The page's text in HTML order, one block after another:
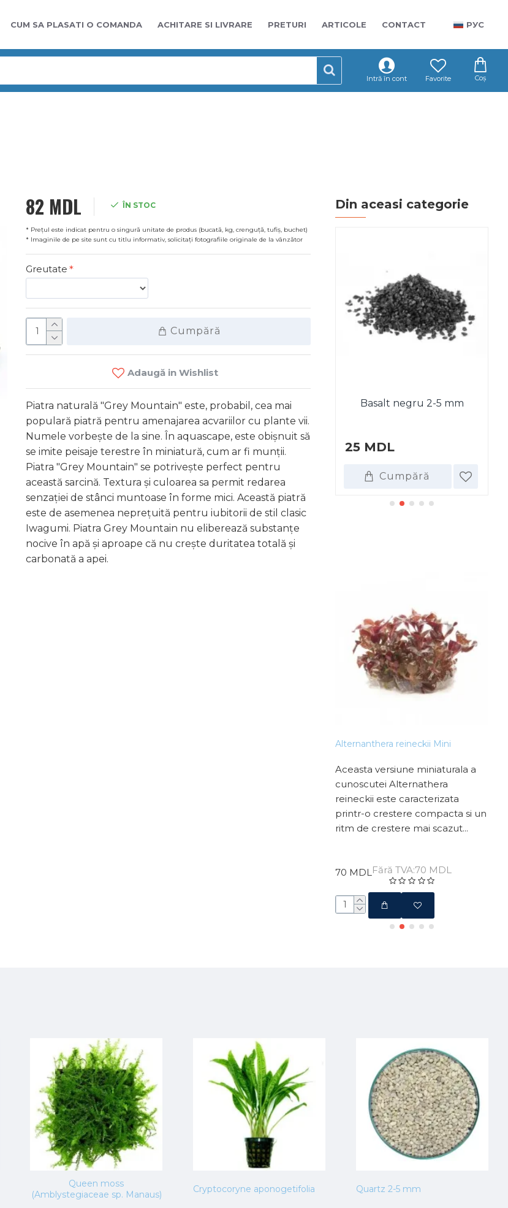
CUM SA PLASATI O COMANDA ACHITARE SI LIVRARE PRETURI ARTICOLE CONTACT РУС
Intră în cont Favorite Coș
82 MDL ÎN STOC
* Prețul este indicat pentru o singură unitate de produs (bucată, kg, crenguță, tufiș, buchet)
* Imaginile de pe site sunt cu titlu informativ, solicitați fotografiile originale de la vânzător
Greutate
Cumpără
Adaugă in Wishlist
Piatra naturală "Grey Mountain" este, probabil, cea mai
populară piatră pentru amenajarea acvariilor cu plante vii.
Numele vorbește de la sine. În aquascape, este obișnuit să
se imite peisaje terestre în miniatură, cum ar fi munții.
Piatra "Grey Mountain" se potrivește perfect pentru
această sarcină. Textura și culoarea sa permit redarea
senzației de stânci muntoase în forme mici. Această piatră
este de asemenea neprețuită pentru iubitorii de stil clasic
Iwagumi. Piatra Grey Mountain nu eliberează substanțe
nocive în apă și aproape că nu crește duritatea totală și
carbonată a apei.
Din aceasi categorie
Precomandă
Cuart negru 0,8-1,7 mm
0 MDL
Cumpără
Basalt negru 2-5 mm
25 MDL
Cumpără
Alternanthera reineckii Mini
Aceasta versiune miniaturala a
cunoscutei Alternathera
reineckii este caracterizata
printr-o crestere compacta si un
ritm de crestere mai scazut...
70 MDL Fără TVA:70 MDL
Queen moss
(Amblystegiaceae sp. Manaus)
Cryptocoryne aponogetifolia Quartz 2-5 mm